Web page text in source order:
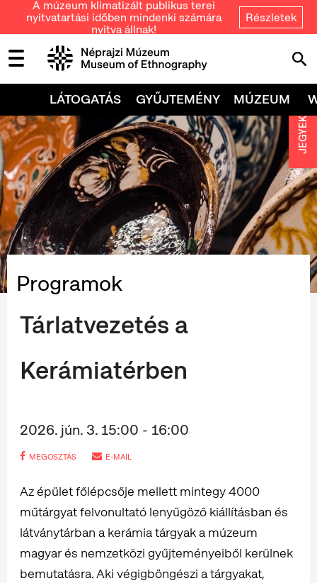
A múzeum klimatizált publikus terei
nyitvatartási időben mindenki számára
nyitva állnak!
Részletek
LÁTOGATÁS GYŰJTEMÉNY MÚZEUM
Programok
Tárlatvezetés a
Kerámiatérben
2026. jún. 3. 15:00 - 16:00
MEGOSZTÁS E-MAIL
Az épület főlépcsője mellett mintegy 4000
műtárgyat felvonultató lenyűgöző kiállításban és
látványtárban a kerámia tárgyak a múzeum
magyar és nemzetközi gyűjteményeiből kerülnek
bemutatásra. Aki végigböngészi a tárgyakat,
JEGYEK